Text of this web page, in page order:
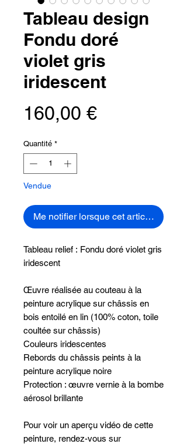
Tableau design
Fondu doré
violet gris
iridescent
160,00 €Prix
Quantité *
Vendue
Me notifier lorsque cet article est
Tableau relief : Fondu doré violet gris
iridescent
Œuvre réalisée au couteau à la
peinture acrylique sur châssis en
bois entoilé en lin (100% coton, toile
coultée sur châssis)
Couleurs iridescentes
Rebords du châssis peints à la
peinture acrylique noire
Protection : œuvre vernie à la bombe
aérosol brillante
Pour voir un aperçu vidéo de cette
peinture, rendez-vous sur